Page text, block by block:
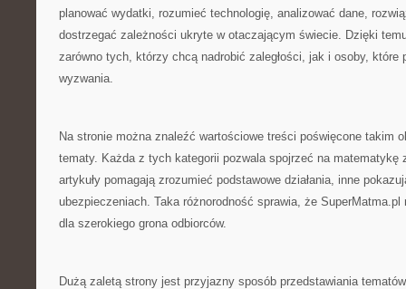
planować wydatki, rozumieć technologię, analizować dane,
dostrzegać zależności ukryte w otaczającym świecie. Dzięki
zarówno tych, którzy chcą nadrobić zaległości, jak i osoby, które
wyzwania.
Na stronie można znaleźć wartościowe treści poświęcone takim
tematy. Każda z tych kategorii pozwala spojrzeć na matematykę
artykuły pomagają zrozumieć podstawowe działania, inne
ubezpieczeniach. Taka różnorodność sprawia, że SuperMatma.pl
dla szerokiego grona odbiorców.
Dużą zaletą strony jest przyjazny sposób przedstawiania